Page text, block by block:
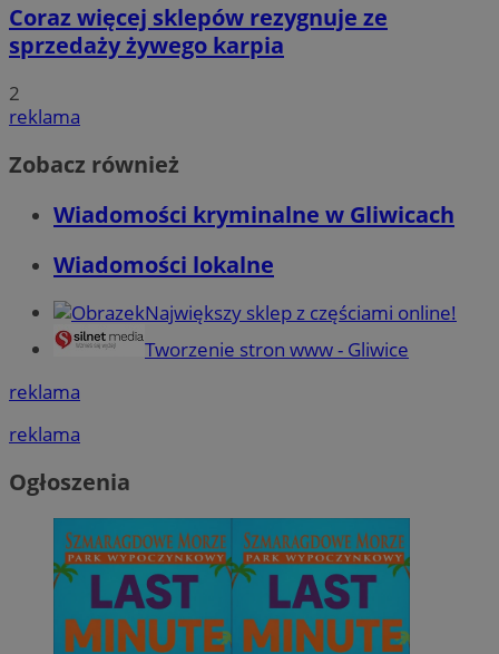
Coraz więcej sklepów rezygnuje ze
sprzedaży żywego karpia
2
reklama
Zobacz również
Wiadomości kryminalne w Gliwicach
Wiadomości lokalne
Największy sklep z częściami online!
Tworzenie stron www - Gliwice
reklama
reklama
Ogłoszenia